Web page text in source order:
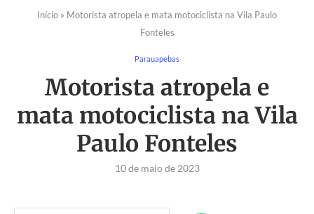
Início » Motorista atropela e mata motociclista na Vila Paulo
Fonteles
Parauapebas
Motorista atropela e
mata motociclista na Vila
Paulo Fonteles
10 de maio de 2023